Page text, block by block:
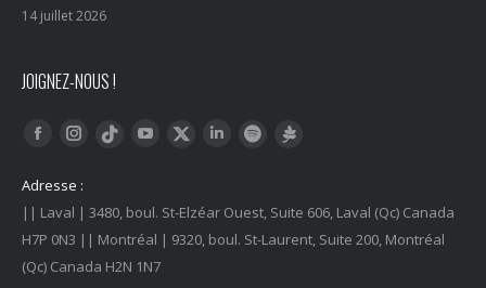
14 juillet 2026
JOIGNEZ-NOUS !
Trouvez nous sur :
FacebookInstagram
Tiktok YouTubeTwitter LinkedInSpotify
Adresse :
|| Laval | 3480, boul. St-Elzéar Ouest, Suite 606, Laval (Qc) Canada
H7P 0N3 || Montréal | 9320, boul. St-Laurent, Suite 200, Montréal
(Qc) Canada H2N 1N7